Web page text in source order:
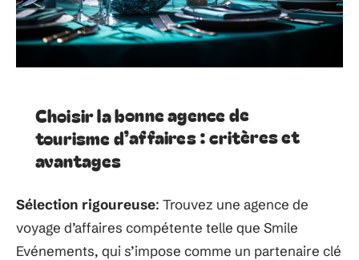
Choisir la bonne agence de
tourisme d’affaires : critères et
avantages
Sélection rigoureuse: Trouvez une agence de
voyage d’affaires compétente telle que Smile
Evénements, qui s’impose comme un partenaire clé